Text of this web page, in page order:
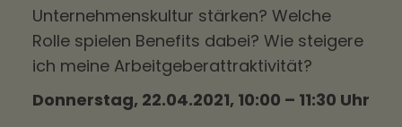
Unternehmenskultur stärken? Welche
Rolle spielen Benefits dabei? Wie steigere
ich meine Arbeitgeberattraktivität?
Donnerstag, 22.04.2021, 10:00 – 11:30 Uhr